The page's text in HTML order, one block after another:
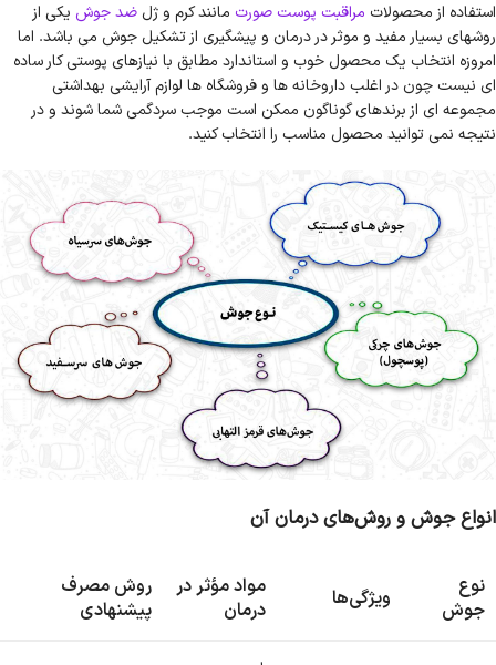
استفاده از محصولات مراقبت پوست صورت مانند کرم و ژلضد جوش یکی از
روشهای بسیار مفید و موثر در درمان و پیشگیری از تشکیل جوش می باشد. اما
امروزه انتخاب یک محصول خوب و استاندارد مطابق با نیازهای پوستی کار ساده
ای نیست چون در اغلب داروخانه ها و فروشگاه ها لوازم آرایشی بهداشتی
مجموعه ای از برندهای گوناگون ممکن است موجب سردگمی شما شوند و در
نتیجه نمی توانید محصول مناسب را انتخاب کنید.
انواع جوش و روش‌های درمان آن
نوع
جوش
ویژگی‌ها
مواد مؤثر در
درمان
روش مصرف
پیشنهادی